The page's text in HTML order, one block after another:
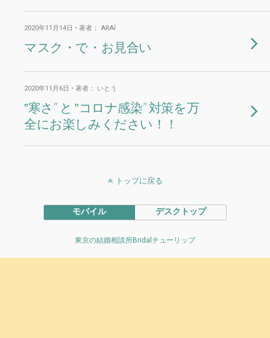
2020年11月14日 • 著者： ARAI
マスク・で・お見合い
2020年11月6日 • 著者： いとう
‟寒さ” と ‟コロナ感染” 対策を万
全にお楽しみください！！
トップに戻る
モバイル デスクトップ
東京の結婚相談所Bridalチューリップ